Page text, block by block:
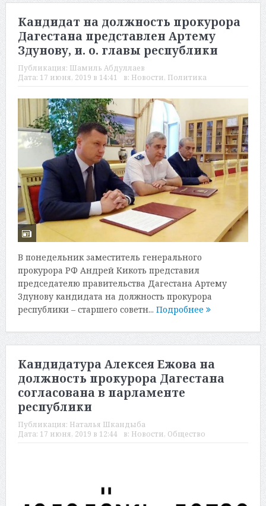
Кандидат на должность прокурора
Дагестана представлен Артему
Здунову, и. о. главы республики
Публикация: Шамиль Абдуллаев
Дата: 17 июня, 2019 в 14:41 в: Новости, Политика
В понедельник заместитель генерального
прокурора РФ Андрей Кикоть представил
председателю правительства Дагестана Артему
Здунову кандидата на должность прокурора
республики – старшего советн... Подробнее
Кандидатура Алексея Ежова на
должность прокурора Дагестана
согласована в парламенте
республики
Публикация: Наталья Шкандыба
Дата: 17 июня, 2019 в 12:44 в: Новости, Общество